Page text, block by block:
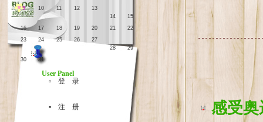
感受奥
9
10 11 12
13
14
15
16
17 18 19 20 21
22
23
24 25 26
27
28
29
30
31
User Panel
▫ 登 录
▫ 注 册